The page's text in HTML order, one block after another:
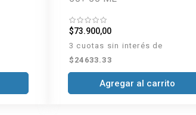
$73.900,00
3 cuotas sin interés de
$24633.33
Agregar al carrito